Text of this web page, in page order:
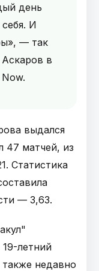
день
И
— так
в
выдался
47 матчей, из
Статистика
— 3,63.
летний
недавно